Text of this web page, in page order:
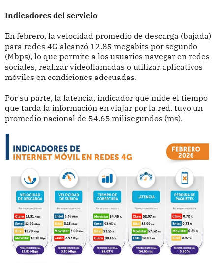
Indicadores del servicio
En febrero, la velocidad promedio de descarga (bajada)
para redes 4G alcanzó 12.85 megabits por segundo
(Mbps), lo que permite a los usuarios navegar en redes
sociales, realizar videollamadas o utilizar aplicativos
móviles en condiciones adecuadas.
Por su parte, la latencia, indicador que mide el tiempo
que tarda la información en viajar por la red, tuvo un
promedio nacional de 54.65 milisegundos (ms).